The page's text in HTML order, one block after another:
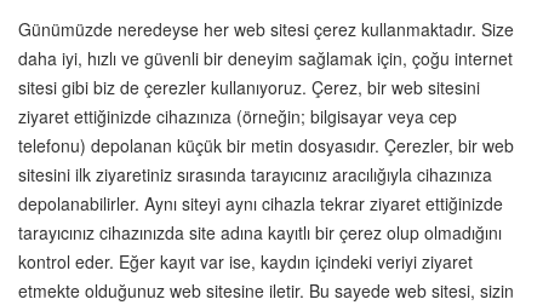
Günümüzde neredeyse her web sitesi çerez kullanmaktadır. Size
daha iyi, hızlı ve güvenli bir deneyim sağlamak için, çoğu internet
sitesi gibi biz de çerezler kullanıyoruz. Çerez, bir web sitesini
ziyaret ettiğinizde cihazınıza (örneğin; bilgisayar veya cep
telefonu) depolanan küçük bir metin dosyasıdır. Çerezler, bir web
sitesini ilk ziyaretiniz sırasında tarayıcınız aracılığıyla cihazınıza
depolanabilirler. Aynı siteyi aynı cihazla tekrar ziyaret ettiğinizde
tarayıcınız cihazınızda site adına kayıtlı bir çerez olup olmadığını
kontrol eder. Eğer kayıt var ise, kaydın içindeki veriyi ziyaret
etmekte olduğunuz web sitesine iletir. Bu sayede web sitesi, sizin